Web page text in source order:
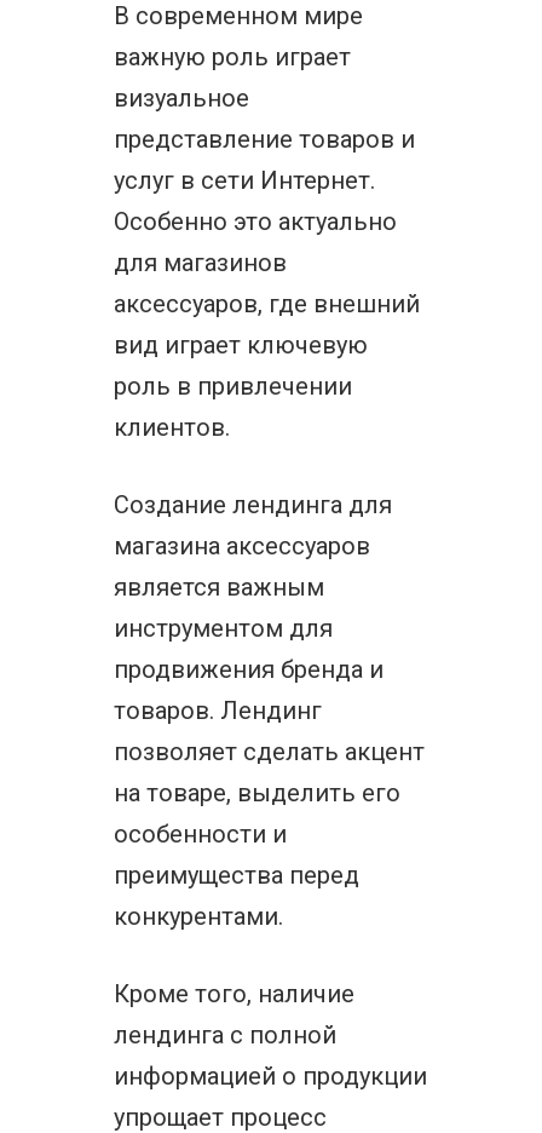
В современном мире
важную роль играет
визуальное
представление товаров и
услуг в сети Интернет.
Особенно это актуально
для магазинов
аксессуаров, где внешний
вид играет ключевую
роль в привлечении
клиентов.
Создание лендинга для
магазина аксессуаров
является важным
инструментом для
продвижения бренда и
товаров. Лендинг
позволяет сделать акцент
на товаре, выделить его
особенности и
преимущества перед
конкурентами.
Кроме того, наличие
лендинга с полной
информацией о продукции
упрощает процесс